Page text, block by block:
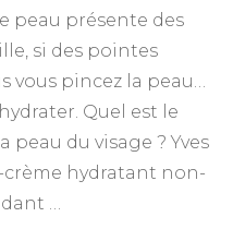
peau présente des
si des pointes
vous pincez la peau…
Quel est le
du visage ? Yves
crème hydratant non-
…